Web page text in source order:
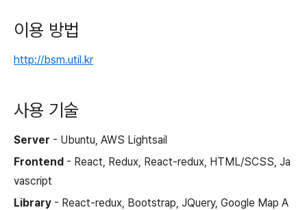
이용 방법
http://bsm.util.kr
사용 기술
Server - Ubuntu, AWS Lightsail
Frontend - React, Redux, React-redux, HTML/SCSS, Ja
vascript
Library - React-redux, Bootstrap, JQuery, Google Map A